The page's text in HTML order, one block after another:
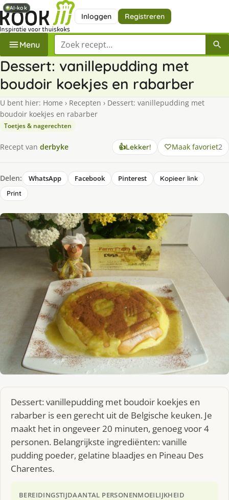
Inloggen Registreren
Menu Zoek een recept
Dessert: vanillepudding met
boudoir koekjes en rabarber
U bent hier: Home › Recepten › Dessert: vanillepudding met
boudoir koekjes en rabarber
Toetjes & nagerechten
Recept van derbyke 👍Lekker! Maak favoriet2
Delen: WhatsApp Facebook Pinterest
Kopieer link
Print
Dessert: vanillepudding met boudoir koekjes en
rabarber is een gerecht uit de Belgische keuken. Je
maakt het in ongeveer 20 minuten, genoeg voor 4
personen. Belangrijkste ingrediënten: vanille
pudding poeder, gelatine blaadjes en Pineau Des
Charentes.
BEREIDINGSTIJDAANTAL PERSONENMOEILIJKHEID
AI-kok
AI-kok